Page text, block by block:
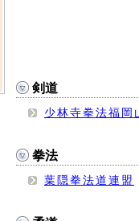
剣道
少林寺拳法福岡
拳法
葉隠拳法道連盟